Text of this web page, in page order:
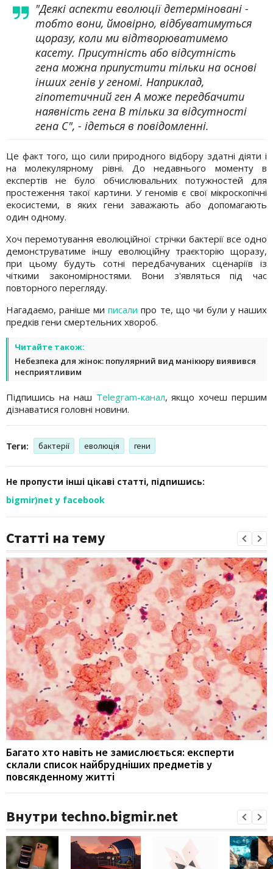
"Деякі аспекти еволюції детерміновані -
тобто вони, ймовірно, відбуватимуться
щоразу, коли ми відтворюватимемо
касету. Присутність або відсутність
гена можна припустити тільки на основі
інших генів у геномі. Наприклад,
гіпотетичний ген А може передбачити
наявність гена В тільки за відсутності
гена С", - ідеться в повідомленні.
Це факт того, що сили природного відбору здатні діяти і
на молекулярному рівні. До недавнього моменту в
експертів не було обчислювальних потужностей для
простеження такої картини. У геномів є свої мікроскопічні
екосистеми, в яких гени заважають або допомагають
один одному.
Хоч перемотування еволюційної стрічки бактерії все одно
демонструватиме іншу еволюційну траєкторію щоразу,
при цьому будуть сотні передбачуваних сценаріїв із
чіткими закономірностями. Вони з'являться під час
повторного перегляду.
Нагадаємо, раніше миписали про те, що чи були у наших
предків гени смертельних хвороб.
Читайте також:
Небезпека для жінок: популярний вид манікюру виявився
несприятливим
Підпишись на наш Telegram-канал, якщо хочеш першим
дізнаватися головні новини.
Теги: бактерії еволюція гени
Не пропусти інші цікаві статті, підпишись:
bigmir)net у facebook
Статті на тему
Багато хто навіть не замислюється: експерти
склали список найбрудніших предметів у
повсякденному житті
Внутри techno.bigmir.net